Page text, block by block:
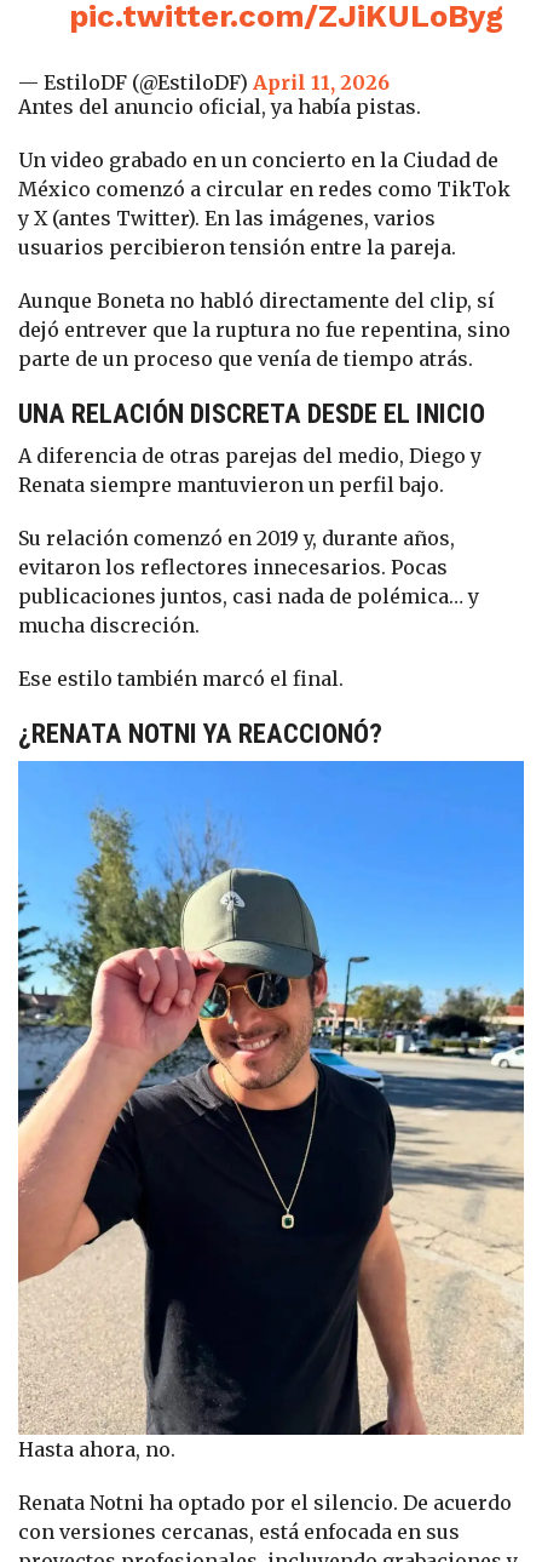
pic.twitter.com/ZJiKULoByg
— EstiloDF (@EstiloDF)April 11, 2026
Antes del anuncio oficial, ya había pistas.
Un video grabado en un concierto en la Ciudad de
México comenzó a circular en redes como TikTok
y X (antes Twitter). En las imágenes, varios
usuarios percibieron tensión entre la pareja.
Aunque Boneta no habló directamente del clip, sí
dejó entrever que la ruptura no fue repentina, sino
parte de un proceso que venía de tiempo atrás.
UNA RELACIÓN DISCRETA DESDE EL INICIO
A diferencia de otras parejas del medio, Diego y
Renata siempre mantuvieron un perfil bajo.
Su relación comenzó en 2019 y, durante años,
evitaron los reflectores innecesarios. Pocas
publicaciones juntos, casi nada de polémica… y
mucha discreción.
Ese estilo también marcó el final.
¿RENATA NOTNI YA REACCIONÓ?
Hasta ahora, no.
Renata Notni ha optado por el silencio. De acuerdo
con versiones cercanas, está enfocada en sus